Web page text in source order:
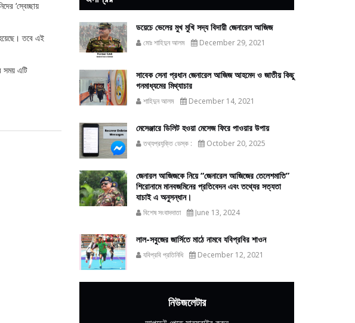
‘স্বেচ্ছায়
তবে এই
সময় এটি
ডয়েচে ভেলের মুখ মুখি সদ্য বিদায়ী জেনারেল আজিজ
মোঃ শাহিদুন আলম December 29, 2021
সাবেক সেনা প্রধান জেনারেল আজিজ আহমেদ ও জাতীয় কিছু
গনমাধ্যমের মিথ্যাচার
শাহিদুন আলম December 14, 2021
মেসেঞ্জারে ডিলিট হওয়া মেসেজ ফিরে পাওয়ার উপায়
তথ্যপ্রযুক্তি ডেস্ক : October 20, 2025
জেনারল আজিজকে নিয়ে “জেনারেল আজিজের তেলেশমাতি”
শিরোনামে মানবজমিনের প্রতিবেদন এবং তথ্যের সত্যতা
যাচাই এ অনুসন্ধান।
বিশেষ সংবাদদাতা June 13, 2024
লাল-সবুজের জার্সিতে মাঠে নামবে যবিপ্রবির শাওন
যবিপ্রবি প্রতিনিধি December 12, 2021
নিউজলেটার